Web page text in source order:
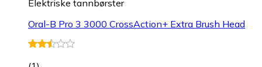
Elektriske tannbørster
Oral-B Pro 3 3000 CrossAction+ Extra Brush Head